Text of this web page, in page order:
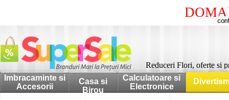
Reduceri Flori, oferte si
Imbracaminte si
Accesorii
Casa si
Birou
Calculatoare si
Electronice